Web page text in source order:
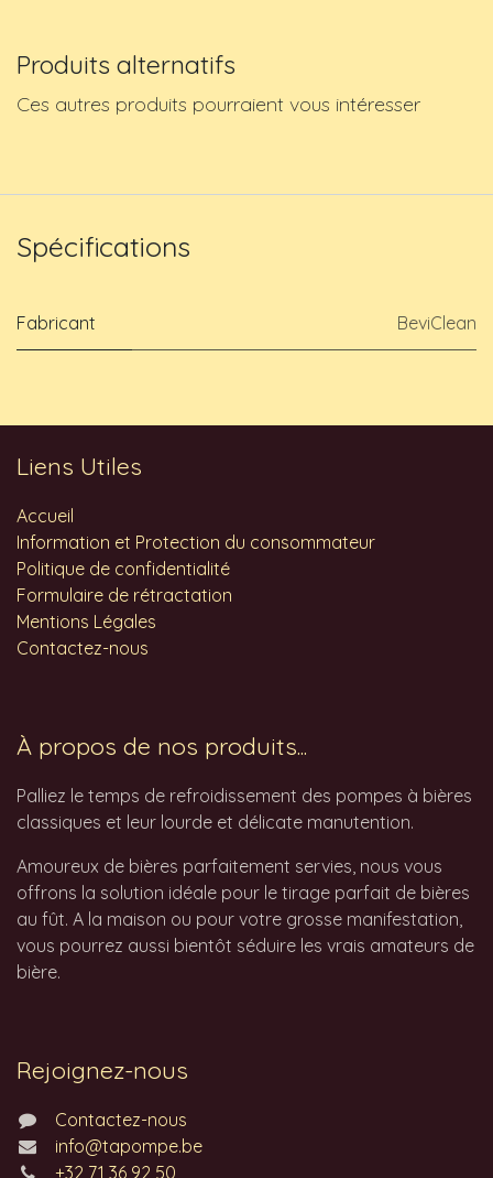
Produits alternatifs
Ces autres produits pourraient vous intéresser
Spécifications
Fabricant BeviClean
Liens Utiles
Accueil
Information et Protection du consommateur
Politique de confidentialité
Formulaire de rétractation
Mentions Légales
Contactez-nous
À propos de nos produits...
Palliez le temps de refroidissement des pompes à bières
classiques et leur lourde et délicate manutention.
Amoureux de bières parfaitement servies, nous vous
offrons la solution idéale pour le tirage parfait de bières
au fût. A la maison ou pour votre grosse manifestation,
vous pourrez aussi bientôt séduire les vrais amateurs de
bière.
Rejoignez-nous
Contactez-nous
info@tapompe.be
+32 71 36 92 50